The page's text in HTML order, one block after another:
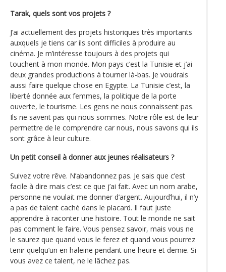
Tarak, quels sont vos projets ?
J’ai actuellement des projets historiques très importants
auxquels je tiens car ils sont difficiles à produire au
cinéma. Je m’intéresse toujours à des projets qui
touchent à mon monde. Mon pays c’est la Tunisie et j’ai
deux grandes productions à tourner là-bas. Je voudrais
aussi faire quelque chose en Egypte. La Tunisie c’est, la
liberté donnée aux femmes, la politique de la porte
ouverte, le tourisme. Les gens ne nous connaissent pas.
Ils ne savent pas qui nous sommes. Notre rôle est de leur
permettre de le comprendre car nous, nous savons qui ils
sont grâce à leur culture.
Un petit conseil à donner aux jeunes réalisateurs ?
Suivez votre rêve. N’abandonnez pas. Je sais que c’est
facile à dire mais c’est ce que j’ai fait. Avec un nom arabe,
personne ne voulait me donner d’argent. Aujourd’hui, il n’y
a pas de talent caché dans le placard. Il faut juste
apprendre à raconter une histoire. Tout le monde ne sait
pas comment le faire. Vous pensez savoir, mais vous ne
le saurez que quand vous le ferez et quand vous pourrez
tenir quelqu’un en haleine pendant une heure et demie. Si
vous avez ce talent, ne le lâchez pas.